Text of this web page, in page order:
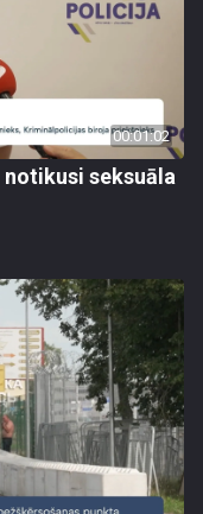
00:01:02
seksuāla